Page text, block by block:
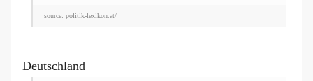
source: politik-lexikon.at/
Deutschland